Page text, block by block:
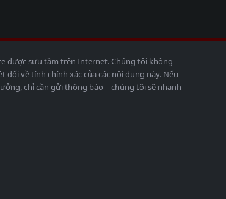
được sưu tầm trên Internet. Chúng tôi không
về tính chính xác của các nội dung này. Nếu
chỉ cần gửi thông báo – chúng tôi sẽ nhanh